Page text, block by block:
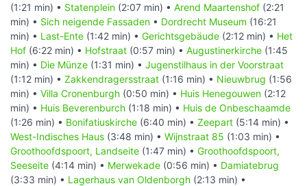
(1:21 min) • Statenplein (2:07 min) • Arend Maartenshof (2:21
min) • Sich neigende Fassaden • Dordrecht Museum (16:21
min) • Last-Ente (1:42 min) • Gerichtsgebäude (2:12 min) • Het
Hof (6:22 min) • Hofstraat (0:57 min) • Augustinerkirche (1:45
min) • Die Münze (1:31 min) • Jugenstilhaus in der Voorstraat
(1:12 min) • Zakkendragersstraat (1:16 min) • Nieuwbrug (1:56
min) • Villa Cronenburgh (0:50 min) • Huis Henegouwen (2:12
min) • Huis Beverenburch (1:18 min) • Huis de Onbeschaamde
(1:26 min) • Bonifatiuskirche (6:40 min) • Zeepart (5:14 min) •
West-Indisches Haus (3:48 min) • Wijnstraat 85 (1:03 min) •
Groothoofdspoort, Landseite (1:47 min) • Groothoofdspoort,
Seeseite (4:14 min) • Merwekade (0:56 min) • Damiatebrug
(3:33 min) • Lagerhaus van Oldenborgh (2:13 min) •